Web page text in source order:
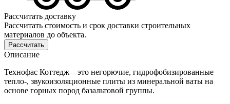
Рассчитать доставку
Рассчитать стоимость и срок доставки строительных
материалов до объекта.
Рассчитать
Описание
Технофас Коттедж – это негорючие, гидрофобизированные
тепло-, звукоизоляционные плиты из минеральной ваты на
основе горных пород базальтовой группы.